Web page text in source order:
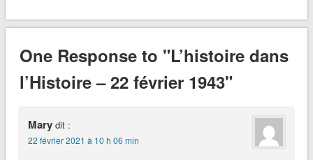
One Response to "L’histoire dans
l’Histoire – 22 février 1943"
Mary dit :
22 février 2021 à 10 h 06 min